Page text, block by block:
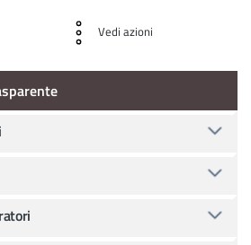
Vedi azioni
Trasparente